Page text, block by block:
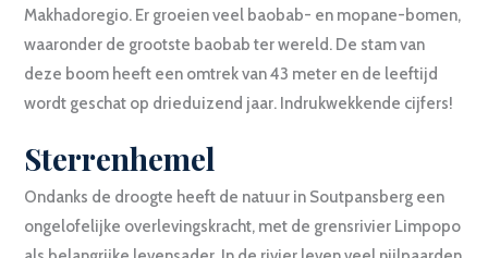
Makhadoregio. Er groeien veel baobab- en mopane-bomen,
waaronder de grootste baobab ter wereld. De stam van
deze boom heeft een omtrek van 43 meter en de leeftijd
wordt geschat op drieduizend jaar. Indrukwekkende cijfers!
Sterrenhemel
Ondanks de droogte heeft de natuur in Soutpansberg een
ongelofelijke overlevingskracht, met de grensrivier Limpopo